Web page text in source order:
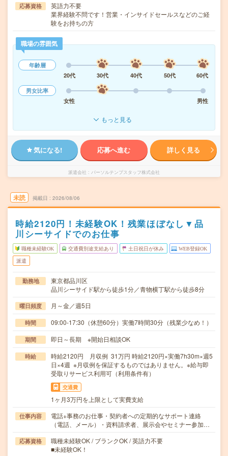
応募資格
英語力不要
業界経験不問です！営業・インサイドセールスなどのご経
験をお持ちの方
職場の雰囲気
年齢層
20代
30代 40代 50代
60代
男女比率
女性
男性
もっと見る
気になる! 応募へ進む 詳しく見る
派遣会社 パーソルテンプスタッフ株式会社
未読 掲載日 2026/08/06
時給2120円！未経験OK！残業ほぼなし▼品
川シーサイドでのお仕事
職種未経験OK 交通費別途支給あり 土日祝日が休み WEB登録OK
派遣
勤務地
東京都品川区
品川シーサイド駅から徒歩1分／青物横丁駅から徒歩8分
曜日頻度 月～金／週5日
時間 09:00-17:30（休憩60分）実働7時間30分（残業少なめ！）
期間 即日～長期 ※開始日相談OK
時給
時給2120円 月収例 31万円 時給2120円×実働7h30m×週5
日×4週 ※月収例を保証するものではありません。※給与即
受取りサービス利用可（利用条件有）
交通費
1ヶ月3万円を上限として実費支給
仕事内容
電話+事務のお仕事・契約者への定期的なサポート連絡
（電話、メール）・資料請求者、展示会やセミナー参加…
応募資格
職種未経験OK / ブランクOK / 英語力不要
■未経験OK！